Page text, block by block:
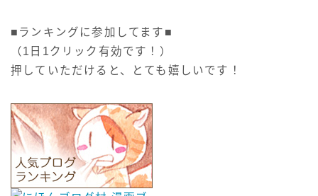
■ランキングに参加してます■
（1日1クリック有効です！）
押していただけると、とても嬉しいです！